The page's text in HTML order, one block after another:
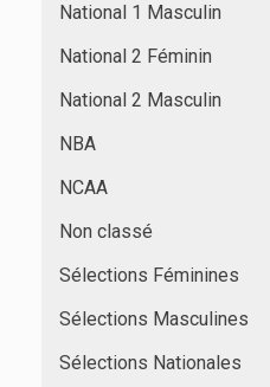
National 1 Masculin
National 2 Féminin
National 2 Masculin
NBA
NCAA
Non classé
Sélections Féminines
Sélections Masculines
Sélections Nationales